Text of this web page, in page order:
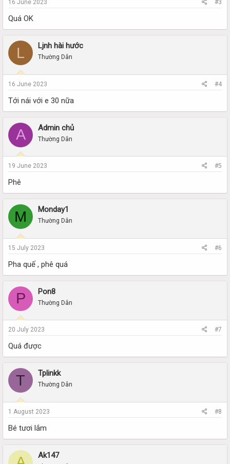
16 June 2023 #3
Quá OK
L Ljnh hài hước
Thường Dân
16 June 2023 #4
Tới nái với e 30 nữa
A Admin chủ
Thường Dân
19 June 2023 #5
Phê
M Monday1
Thường Dân
15 July 2023 #6
Pha quế , phê quá
P Pon8
Thường Dân
20 July 2023 #7
Quá được
T Tplinkk
Thường Dân
1 August 2023 #8
Bé tươi lắm
Ak147